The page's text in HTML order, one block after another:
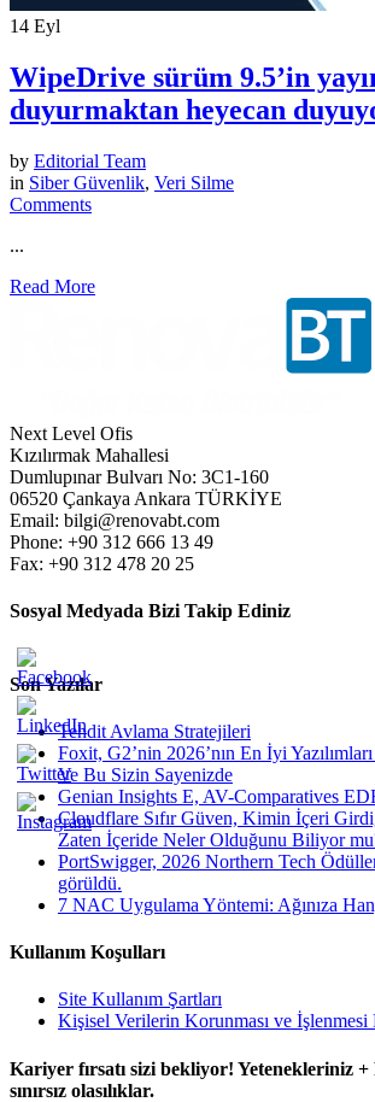
14 Eyl
WipeDrive sürüm 9.5’in
duyurmaktan heyecan
by Editorial Team
in Siber Güvenlik, Veri Silme
Comments
...
Read More
Next Level Ofis
Kızılırmak Mahallesi
Dumlupınar Bulvarı No: 3C1-160
06520 Çankaya Ankara TÜRKİYE
Email: bilgi@renovabt.com
Phone: +90 312 666 13 49
Fax: +90 312 478 20 25
Sosyal Medyada Bizi Takip Ediniz
Son Yazılar
Tehdit Avlama Stratejileri
Foxit, G2’nin 2026’nın En İyi
Ve Bu Sizin Sayenizde
Genian Insights E, AV-Comparatives
Cloudflare Sıfır Güven, Kimin İçeri
Zaten İçeride Neler Olduğunu Biliyor
PortSwigger, 2026 Northern Tech
görüldü.
7 NAC Uygulama Yöntemi: Ağınıza
Kullanım Koşulları
Site Kullanım Şartları
Kişisel Verilerin Korunması ve İşlenmesi
Kariyer fırsatı sizi bekliyor! Yetenekleriniz
sınırsız olasılıklar.